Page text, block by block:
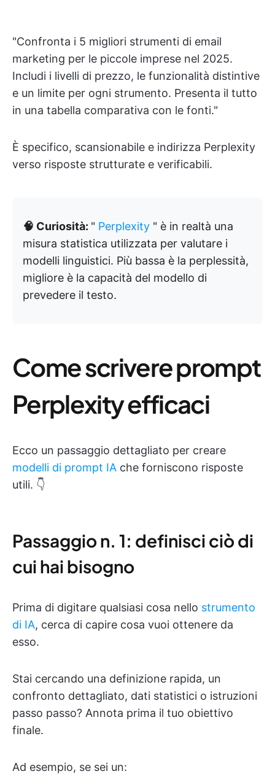
"Confronta i 5 migliori strumenti di email
marketing per le piccole imprese nel 2025.
Includi i livelli di prezzo, le funzionalità distintive
e un limite per ogni strumento. Presenta il tutto
in una tabella comparativa con le fonti."
È specifico, scansionabile e indirizza Perplexity
verso risposte strutturate e verificabili.
🧠 Curiosità: " Perplexity " è in realtà una
misura statistica utilizzata per valutare i
modelli linguistici. Più bassa è la perplessità,
migliore è la capacità del modello di
prevedere il testo.
Come scrivere prompt
Perplexity efficaci
Ecco un passaggio dettagliato per creare
modelli di prompt IA che forniscono risposte
utili. 👇
Passaggio n. 1: definisci ciò di
cui hai bisogno
Prima di digitare qualsiasi cosa nello strumento
di IA, cerca di capire cosa vuoi ottenere da
esso.
Stai cercando una definizione rapida, un
confronto dettagliato, dati statistici o istruzioni
passo passo? Annota prima il tuo obiettivo
finale.
Ad esempio, se sei un: